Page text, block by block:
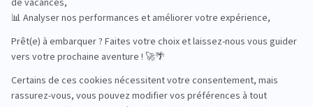
Insolite
Luxe